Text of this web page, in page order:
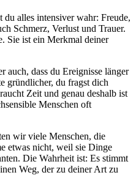
du alles intensiver wahr: Freude,
Schmerz, Verlust und Trauer.
Sie ist ein Merkmal deiner
auch, dass du Ereignisse länger
gründlicher, du fragst dich
Zeit und genau deshalb ist
Menschen oft
wir viele Menschen, die
etwas nicht, weil sie Dinge
Die Wahrheit ist: Es stimmt
Weg, der zu deiner Art zu